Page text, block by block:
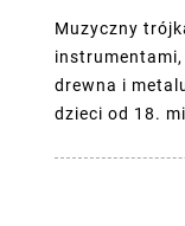
Muzyczny
instrumentami,
drewna i
dzieci od 18.